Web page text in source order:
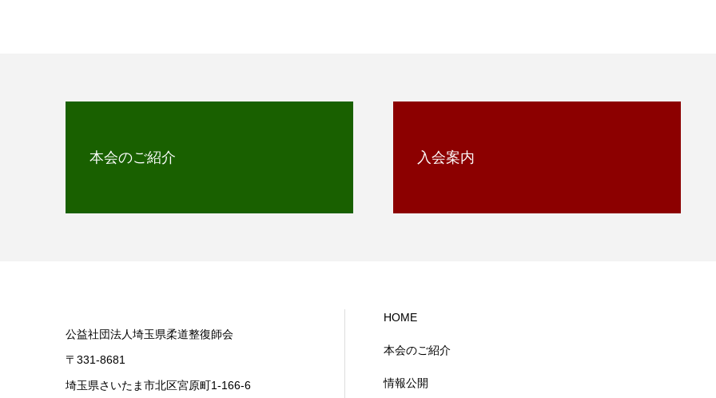
本会のご紹介 入会案内
公益社団法人埼玉県柔道整復師会
〒331-8681
埼玉県さいたま市北区宮原町1-166-6
HOME
本会のご紹介
情報公開